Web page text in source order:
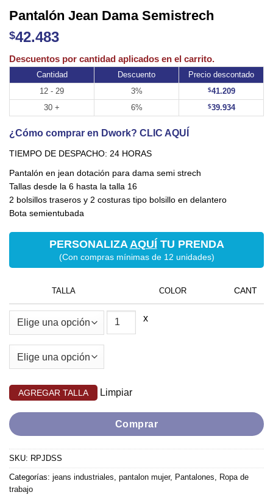
Pantalón Jean Dama Semistrech
$42.483
¿Cómo comprar en Dwork? CLIC AQUÍ
TIEMPO DE DESPACHO: 24 HORAS
Pantalón en jean dotación para dama semi strech
Tallas desde la 6 hasta la talla 16
2 bolsillos traseros y 2 costuras tipo bolsillo en delantero
Bota semientubada
PERSONALIZA AQUÍ TU PRENDA
(Con compras mínimas de 12 unidades)
TALLA COLOR
x
Limpiar
Cantidad Descuento
Precio descontado
12 - 29
3% $41.209
30 +
6% $39.934
Comprar
SKU: RPJDSS
Categorías: jeans industriales pantalon mujer, Pantalones
Ropa de
trabajo